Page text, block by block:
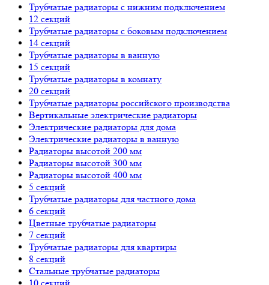
Трубчатые радиаторы с нижним подключением
12 секций
Трубчатые радиаторы с боковым подключением
14 секций
Трубчатые радиаторы в ванную
15 секций
Трубчатые радиаторы в комнату
20 секций
Трубчатые радиаторы российского производства
Вертикальные электрические радиаторы
Электрические радиаторы для дома
Электрические радиаторы в ванную
Радиаторы высотой 200 мм
Радиаторы высотой 300 мм
Радиаторы высотой 400 мм
5 секций
Трубчатые радиаторы для частного дома
6 секций
Цветные трубчатые радиаторы
7 секций
Трубчатые радиаторы для квартиры
8 секций
Стальные трубчатые радиаторы
10 секций